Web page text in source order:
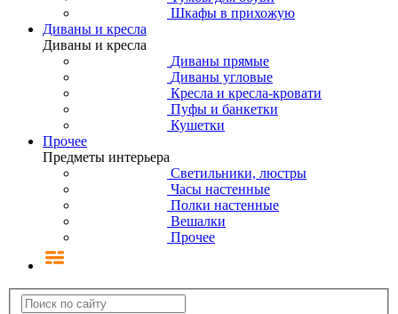
Шкафы в прихожую
Диваны и кресла
Диваны и кресла
Диваны прямые
Диваны угловые
Кресла и кресла-кровати
Пуфы и банкетки
Кушетки
Прочее
Предметы интерьера
Светильники, люстры
Часы настенные
Полки настенные
Вешалки
Прочее